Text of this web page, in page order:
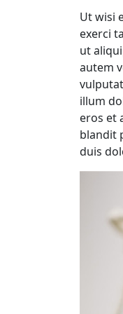
Ut wisi
exerci
ut
autem
illum
eros et
blandit
duis